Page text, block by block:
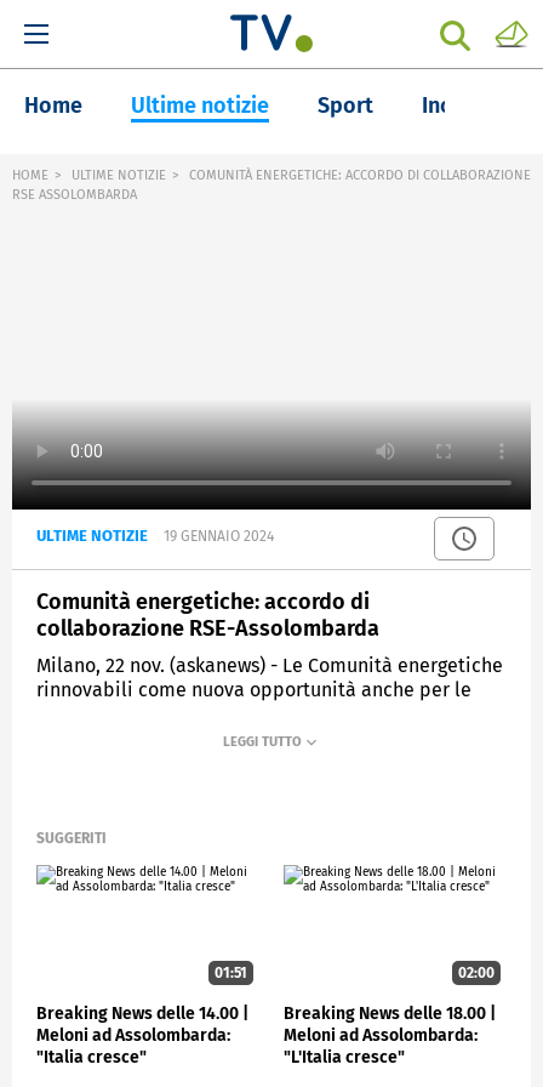
Home Ultime notizie Sport Inchieste
HOME ULTIME NOTIZIE
COMUNITÀ ENERGETICHE: ACCORDO DI COLLABORAZIONE
RSE ASSOLOMBARDA
ULTIME NOTIZIE 19 GENNAIO 2024
Comunità energetiche: accordo di
collaborazione RSE-Assolombarda
Milano, 22 nov. (askanews) - Le Comunità energetiche
rinnovabili come nuova opportunità anche per le
energetica e, in concreto, di gestione ottimale
Assolombarda un accordo di collaborazione tra RSE-
Ricerca di sistema energetico- e l'associazione, che
fa capo a Confindustria, delle imprese che operano
A siglare l'intesa: l'amministratore delegato di RSE
Maurizio Delfanti e, per Assolombarda, il
vicepresidente vicario con delega all'ambiente e
energia Alberto Dossi.
SUGGERITI
01:51
Breaking News delle 14.00 |
Meloni ad Assolombarda:
"Italia cresce"
02:00
Breaking News delle 18.00 |
Meloni ad Assolombarda:
"L'Italia cresce"